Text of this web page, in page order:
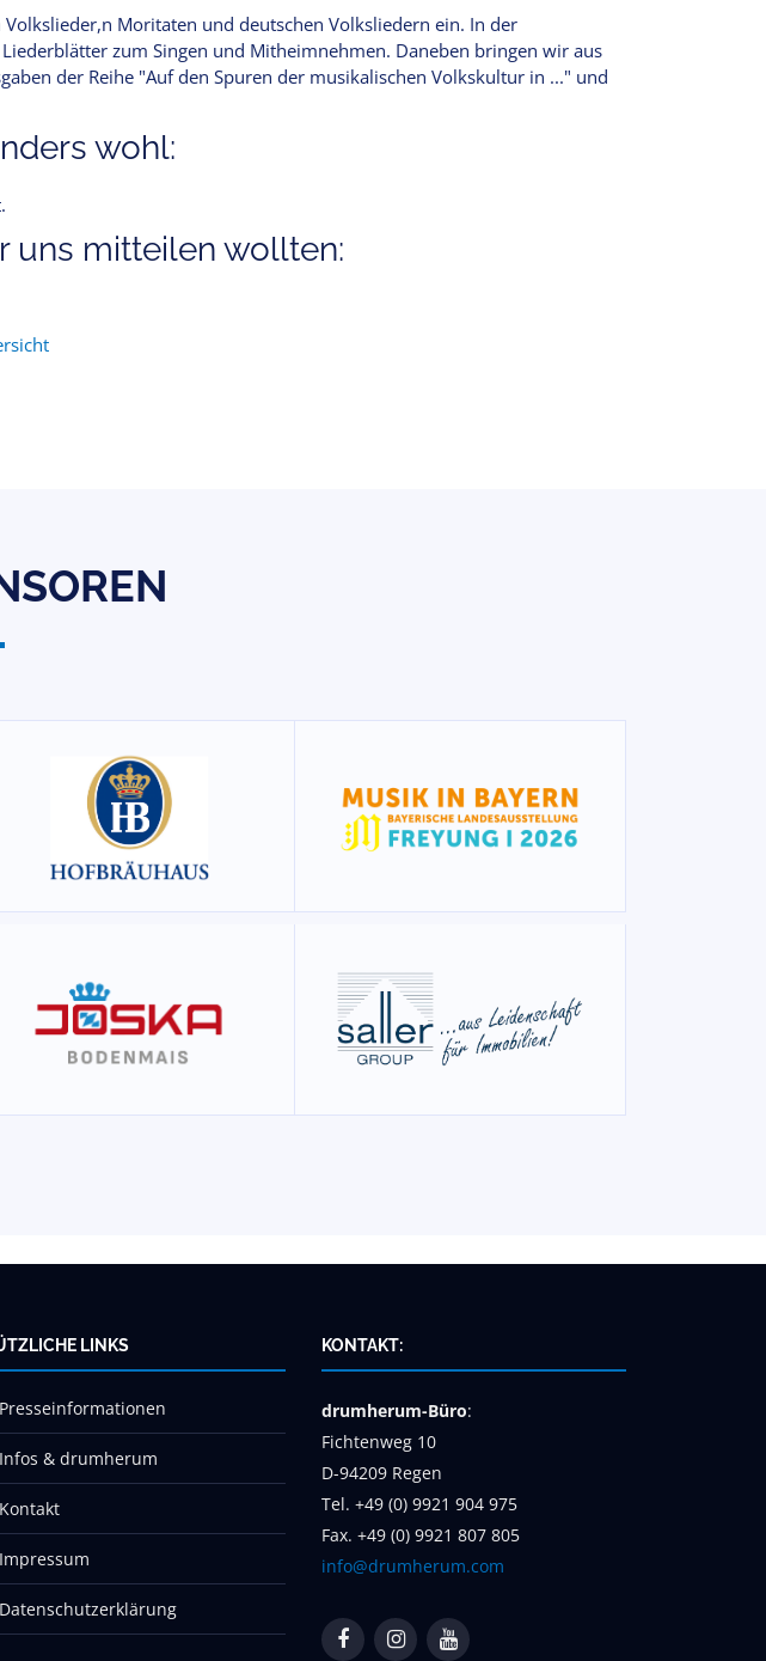
Moritaten und deutschen Volksliedern ein. In der
zum Singen und Mitheimnehmen. Daneben bringen wir aus
der Reihe "Auf den Spuren der musikalischen Volkskultur in ..." und
wohl:
uns mitteilen wollten:
LINKS
Presseinformationen
Infos & drumherum
Kontakt
Impressum
Datenschutzerklärung
KONTAKT:
drumherum-Büro:
Fichtenweg 10
D-94209 Regen
Tel. +49 (0) 9921 904 975
Fax. +49 (0) 9921 807 805
info@drumherum.com